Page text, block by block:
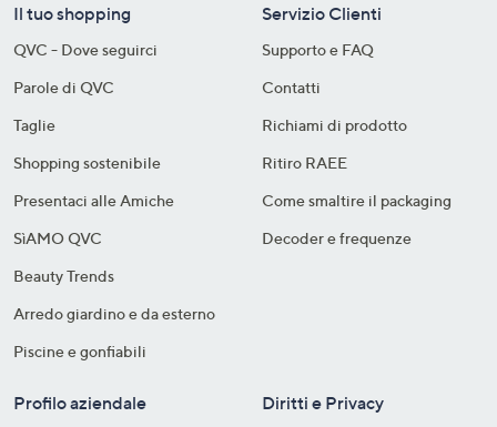
Il tuo shopping
QVC - Dove seguirci
Parole di QVC
Taglie
Shopping sostenibile​
Presentaci alle Amiche
SìAMO QVC
Beauty Trends
Arredo giardino e da esterno
Piscine e gonfiabili
Servizio Clienti
Supporto e FAQ
Contatti
Richiami di prodotto
Ritiro RAEE
Come smaltire il packaging​
Decoder e frequenze​
Profilo aziendale Diritti e Privacy